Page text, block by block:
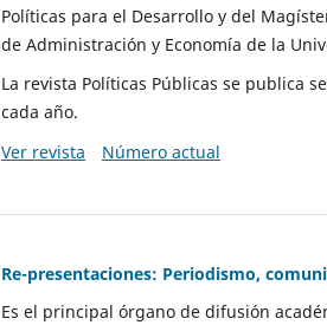
Políticas para el Desarrollo y del
de Administración y Economía de la
La revista Políticas Públicas se publica
cada año.
Ver revista
Número actual
Re-presentaciones: Periodismo,
Es el principal órgano de difusión